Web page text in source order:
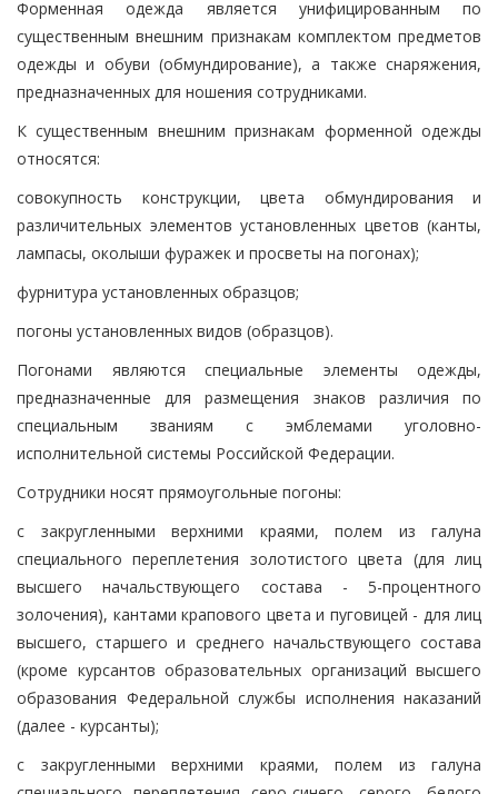
Форменная одежда является унифицированным по
существенным внешним признакам комплектом предметов
одежды и обуви (обмундирование), а также снаряжения,
предназначенных для ношения сотрудниками.
К существенным внешним признакам форменной одежды
относятся:
совокупность конструкции, цвета обмундирования и
различительных элементов установленных цветов (канты,
лампасы, околыши фуражек и просветы на погонах);
фурнитура установленных образцов;
погоны установленных видов (образцов).
Погонами являются специальные элементы одежды,
предназначенные для размещения знаков различия по
специальным званиям с эмблемами уголовно-
исполнительной системы Российской Федерации.
Сотрудники носят прямоугольные погоны:
с закругленными верхними краями, полем из галуна
специального переплетения золотистого цвета (для лиц
высшего начальствующего состава - 5-процентного
золочения), кантами крапового цвета и пуговицей - для лиц
высшего, старшего и среднего начальствующего состава
(кроме курсантов образовательных организаций высшего
образования Федеральной службы исполнения наказаний
(далее - курсанты);
с закругленными верхними краями, полем из галуна